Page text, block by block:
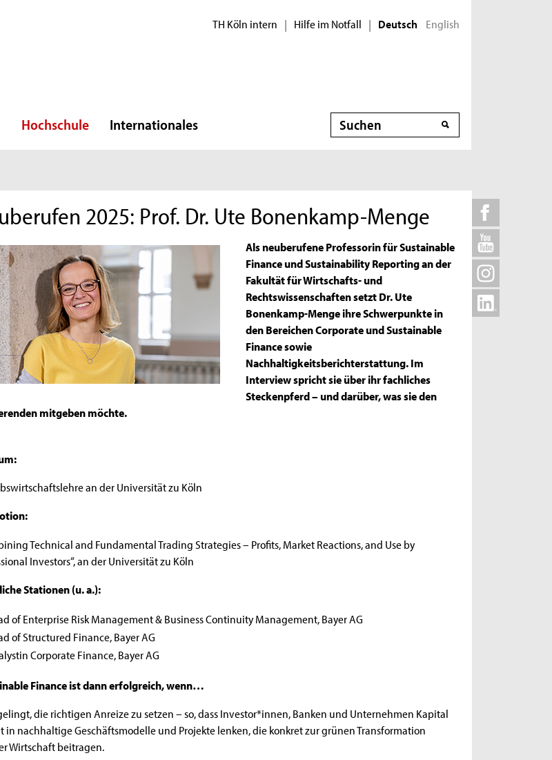
TH Köln intern | Hilfe im Notfall | Deutsch English
Hochschule Internationales Suche
2025: Prof. Dr. Ute Bonenkamp-Menge
Als neuberufene Professorin für Sustainable
Finance und Sustainability Reporting an der
Fakultät für Wirtschafts- und
Rechtswissenschaften setzt Dr. Ute
Bonenkamp-Menge ihre Schwerpunkte in
den Bereichen Corporate und Sustainable
Finance sowie
Nachhaltigkeitsberichterstattung. Im
Interview spricht sie über ihr fachliches
Steckenpferd – und darüber, was sie den
mitgeben möchte.
an der Universität zu Köln
Technical and Fundamental Trading Strategies – Profits, Market Reactions, and Use by
Investors“, an der Universität zu Köln
Stationen (u. a.):
of Enterprise Risk Management & Business Continuity Management, Bayer AG
of Structured Finance, Bayer AG
Corporate Finance, Bayer AG
Finance ist dann erfolgreich, wenn…
die richtigen Anreize zu setzen – so, dass Investor*innen, Banken und Unternehmen Kapital
in nachhaltige Geschäftsmodelle und Projekte lenken, die konkret zur grünen Transformation
Wirtschaft beitragen.